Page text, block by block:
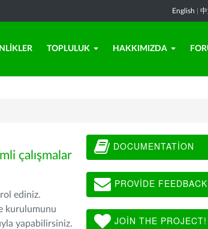
English
TOPLULUK HAKKIMIZDA
çalışmalar
ediniz.
kurulumunu
yapabilirsiniz.
DOCUMENTATION
PROVIDE FEEDBACK
JOIN THE PROJECT!